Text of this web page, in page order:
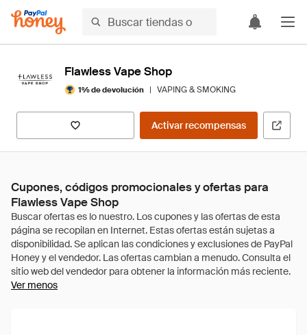
Flawless Vape Shop
1% de devolución | VAPING & SMOKING
Activar recompensas
Cupones, códigos promocionales y ofertas para
Flawless Vape Shop
Ver menos